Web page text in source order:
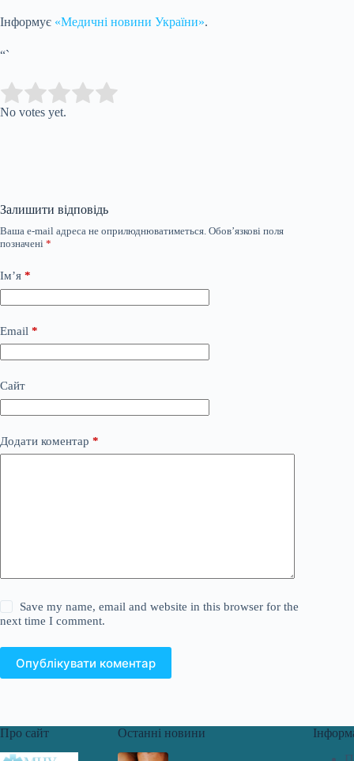
Інформує «Медичні новини України».
“`
Rate this item:
No votes yet.
Залишити відповідь
Ваша e-mail адреса не оприлюднюватиметься. Обов’язкові поля
позначені *
Ім’я *
Email *
Сайт
Додати коментар *
Save my name, email and website in this browser for the
next time I comment.
Опублікувати коментар
Про сайт Останні новини